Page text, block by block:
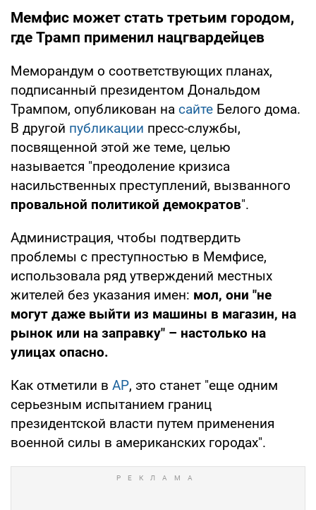
Мемфис может стать третьим городом,
где Трамп применил нацгвардейцев
Меморандум о соответствующих планах,
подписанный президентом Дональдом
Трампом, опубликован на сайте Белого дома.
В другой публикации пресс-службы,
посвященной этой же теме, целью
называется "преодоление кризиса
насильственных преступлений, вызванного
провальной политикой демократов".
Администрация, чтобы подтвердить
проблемы с преступностью в Мемфисе,
использовала ряд утверждений местных
жителей без указания имен: мол, они "не
могут даже выйти из машины в магазин, на
рынок или на заправку" – настолько на
улицах опасно.
Как отметили в АР, это станет "еще одним
серьезным испытанием границ
президентской власти путем применения
военной силы в американских городах".